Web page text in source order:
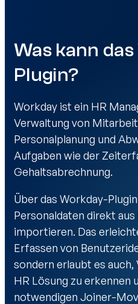
Was kann
Plugin?
Workday ist ein HR
Verwaltung von
Personalplanung und
Aufgaben wie der
Gehaltsabrechnung.
Über das Workday-
Personaldaten direkt
importieren. Das
Erfassen von
sondern erlaubt es
HR Lösung zu erkennen
notwendigen Joiner-